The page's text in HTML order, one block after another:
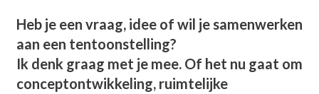
Heb je een vraag, idee of wil je samenwerken
aan een tentoonstelling?
Ik denk graag met je mee. Of het nu gaat om
conceptontwikkeling, ruimtelijke